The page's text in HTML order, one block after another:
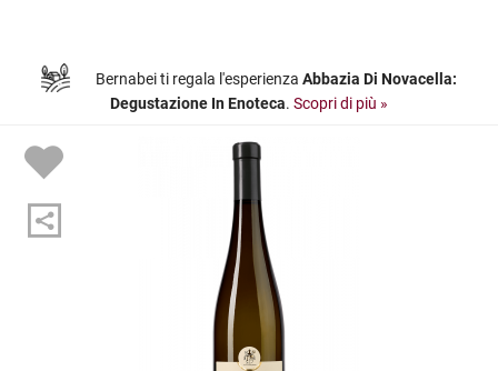
Bernabei ti regala l'esperienza Abbazia Di Novacella:
Degustazione In Enoteca. Scopri di più »